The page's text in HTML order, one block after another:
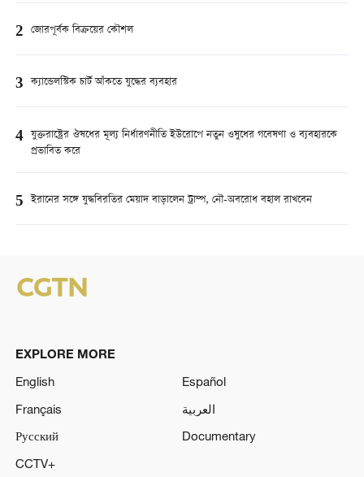
2 জোরপূর্বক বিক্রয়ের কৌশল
3 ক্যান্ডেলস্টিক চার্ট আঁকতে যুদ্ধের ব্যবহার
4 যুক্তরাষ্ট্রের ঔষধের মূল্য নির্ধারণনীতি ইউরোপে নতুন ওষুধের গবেষণা ও ব্যবহারকে
প্রভাবিত করে
5 ইরানের সঙ্গে যুদ্ধবিরতির মেয়াদ বাড়ালেন ট্রাম্প, নৌ-অবরোধ বহাল রাখবেন
EXPLORE MORE
English
Español
Français
العربية
Русский
Documentary
CCTV+